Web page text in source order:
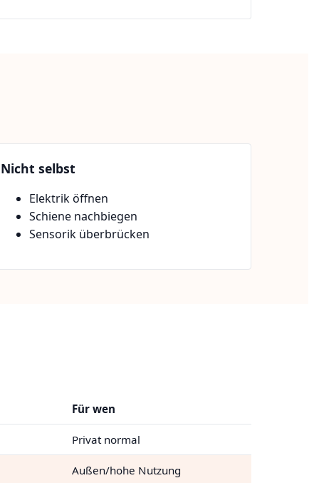
Nicht selbst
Elektrik öffnen
Schiene nachbiegen
Sensorik überbrücken
Für wen
Privat normal
Außen/hohe Nutzung